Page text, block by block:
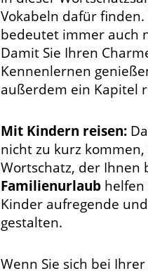
Vokabeln dafür
bedeutet immer auch
Damit Sie Ihren
Kennenlernen
außerdem ein Kapitel
Mit Kindern reisen:
nicht zu kurz
Wortschatz, der Ihnen
Familienurlaub
Kinder aufregende
gestalten.
Wenn Sie sich bei